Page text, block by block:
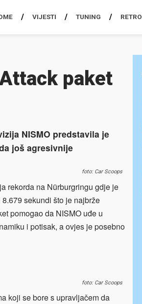
VIJESTI TUNING RETRO
paket
NISMO predstavila je
još agresivnije
foto: Car Scoops
rekorda na Nürburgringu gdje je
sekundi što je najbrže
pomogao da NISMO uđe u
i potisak, a ovjes je posebno
foto: Car Scoops
koji se bore s upravljačem da